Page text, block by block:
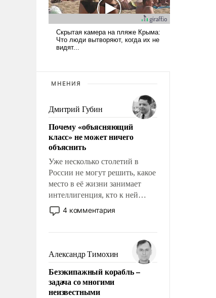
МНЕНИЯ
Дмитрий Губин
Почему «объясняющий
класс» не может ничего
объяснить
Уже несколько столетий в
России не могут решить, какое
место в её жизни занимает
интеллигенция, кто к ней
принадлежит, а кого из неё
исключили с правом
чем она отличается от просто
образованных людей. Иногда
казалось, что эти вопросы
решены раз и навсегда, но –
нет, не решены.
4 комментария
Александр Тимохин
Безэкипажный корабль –
задача со многими
неизвестными